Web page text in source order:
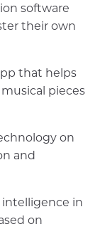
software
their own
that helps
pieces
on
and
in
on